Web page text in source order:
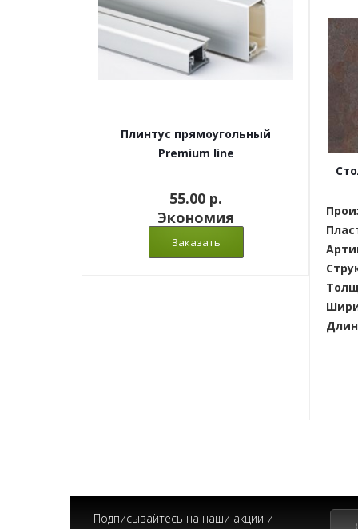
Плинтус прямоугольный
Premium line
55.00 p.
Экономия
Подписывайтесь на наши акции и